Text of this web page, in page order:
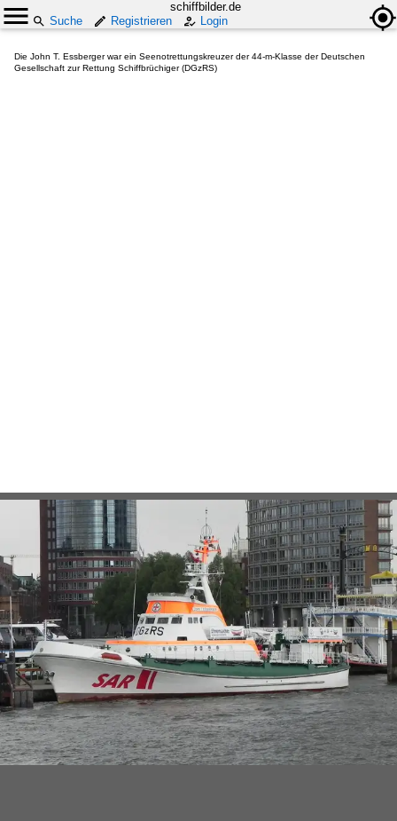
schiffbilder.de
Suche
Registrieren Login
Die John T. Essberger war ein Seenotrettungskreuzer der 44-m-Klasse der Deutschen
Gesellschaft zur Rettung Schiffbrüchiger (DGzRS)